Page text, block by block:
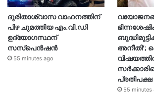
ദുരിതാശ്വാസ വാഹനത്തിന്
പിഴ ചുമത്തിയ എം.വി.ഡി
ഉദ്യോഗസ്ഥന്
സസ്‌പെൻഷൻ
55 minutes ago
അനീതി’;
55 minutes